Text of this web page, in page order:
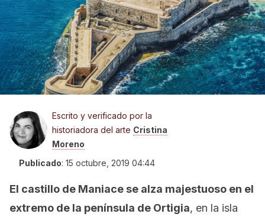
Escrito y verificado por la
historiadora del arte Cristina
Moreno
Publicado: 15 octubre, 2019 04:44
El castillo de Maniace se alza majestuoso en el
extremo de la península de Ortigia, en la isla